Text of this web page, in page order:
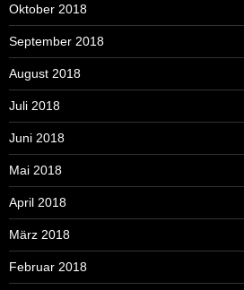
Oktober 2018
September 2018
August 2018
Juli 2018
Juni 2018
Mai 2018
April 2018
März 2018
Februar 2018